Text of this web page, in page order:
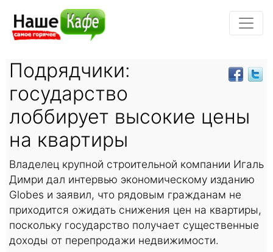
Подрядчики:
государство
лоббирует высокие цены
на квартиры
Владелец крупной строительной компании Игаль
Димри дал интервью экономическому изданию
Globes и заявил, что рядовым гражданам не
приходится ожидать снижения цен на квартиры,
поскольку государство получает существенные
доходы от перепродажи недвижимости.